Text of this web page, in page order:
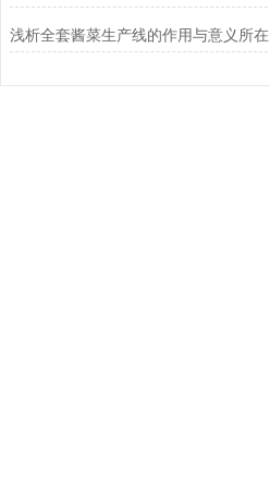
浅析全套酱菜生产线的作用与意义所在